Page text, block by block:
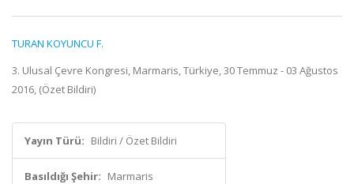
TURAN KOYUNCU F.
3. Ulusal Çevre Kongresi, Marmaris, Türkiye, 30 Temmuz - 03 Ağustos
2016, (Özet Bildiri)
Yayın Türü: Bildiri / Özet Bildiri
Basıldığı Şehir: Marmaris